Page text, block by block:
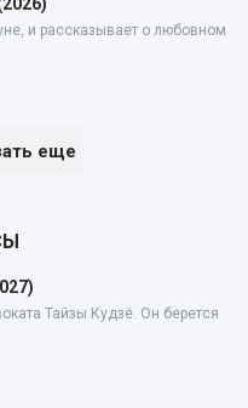
и рассказывает о любовном
еще
Тайзы Кудзё. Он берется